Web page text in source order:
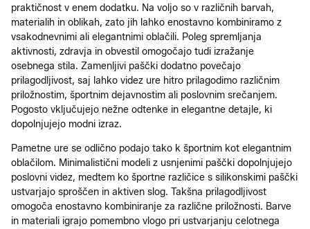
praktičnost v enem dodatku. Na voljo so v različnih barvah,
materialih in oblikah, zato jih lahko enostavno kombiniramo z
vsakodnevnimi ali elegantnimi oblačili. Poleg spremljanja
aktivnosti, zdravja in obvestil omogočajo tudi izražanje
osebnega stila. Zamenljivi paščki dodatno povečajo
prilagodljivost, saj lahko videz ure hitro prilagodimo različnim
priložnostim, športnim dejavnostim ali poslovnim srečanjem.
Pogosto vključujejo nežne odtenke in elegantne detajle, ki
dopolnjujejo modni izraz.
Pametne ure se odlično podajo tako k športnim kot elegantnim
oblačilom. Minimalistični modeli z usnjenimi paščki dopolnjujejo
poslovni videz, medtem ko športne različice s silikonskimi paščki
ustvarjajo sproščen in aktiven slog. Takšna prilagodljivost
omogoča enostavno kombiniranje za različne priložnosti. Barve
in materiali igrajo pomembno vlogo pri ustvarjanju celotnega